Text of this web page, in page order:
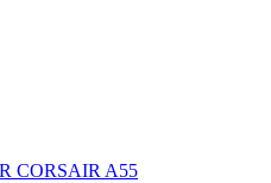
CORSAIR A55